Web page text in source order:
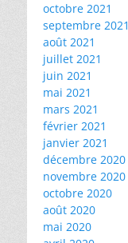
octobre 2021
septembre 2021
août 2021
juillet 2021
juin 2021
mai 2021
mars 2021
février 2021
janvier 2021
décembre 2020
novembre 2020
octobre 2020
août 2020
mai 2020